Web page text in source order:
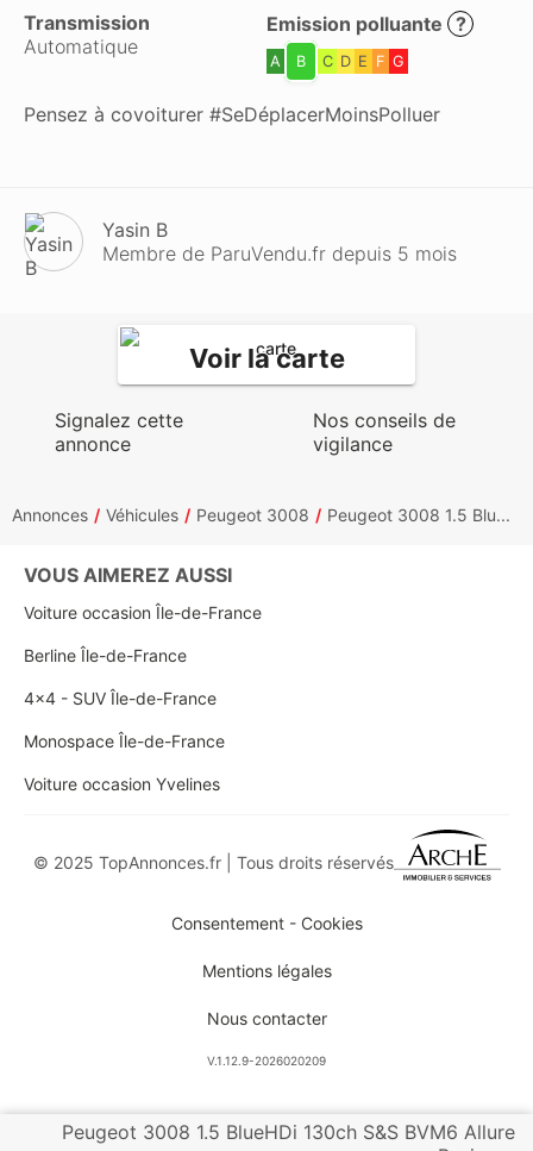
Transmission
Automatique
Emission polluante ?
A B C D E F G
Pensez à covoiturer #SeDéplacerMoinsPolluer
Yasin B
Membre de ParuVendu.fr depuis 5 mois
Voir la carte
Signalez cette
annonce
Nos conseils de
vigilance
Peugeot 3008 1.5 BlueHDi 130ch S&S BVM6 Allure
Annonces Véhicules Peugeot 3008 Peugeot 3008 1.5 Blu...
VOUS AIMEREZ AUSSI
Voiture occasion Île-de-France
Berline Île-de-France
4x4 - SUV Île-de-France
Monospace Île-de-France
Voiture occasion Yvelines
© 2025 TopAnnonces.fr | Tous droits réservés
Consentement - Cookies
Mentions légales
Nous contacter
V.1.12.9-2026020209